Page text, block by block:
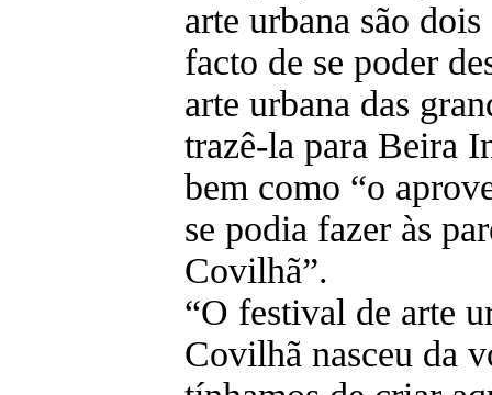
arte urbana são
facto de se poder
arte urbana das
trazê-la para Beira
bem como “o
se podia fazer às
Covilhã”.
“O festival de arte
Covilhã nasceu da